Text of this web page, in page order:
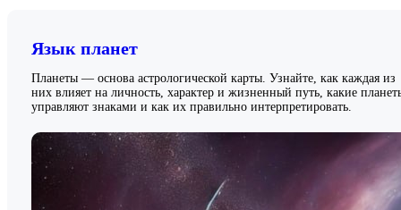
Язык планет
Планеты — основа астрологической карты. Узнайте, как каждая из
них влияет на личность, характер и жизненный путь, какие
управляют знаками и как их правильно интерпретировать.